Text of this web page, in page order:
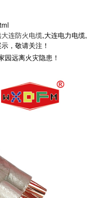
大连防火电缆,大连电力电缆,
，敬请关注！
园远离火灾隐患！